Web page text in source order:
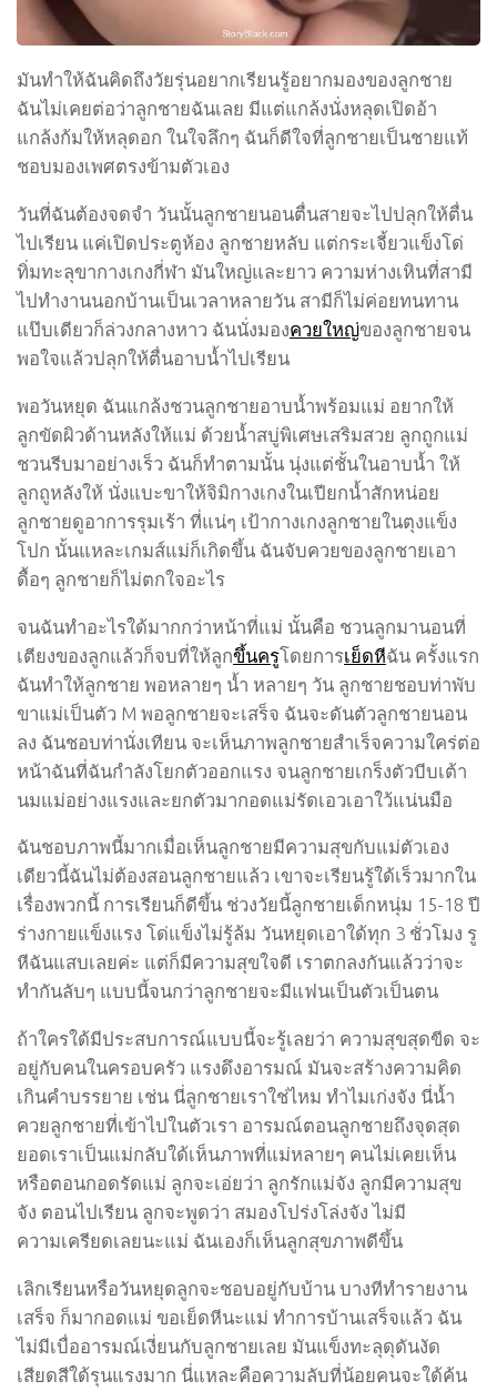
มันทำให้ฉันคิดถึงวัยรุ่นอยากเรียนรู้อยากมองของลูกชาย
ฉันไม่เคยต่อว่าลูกชายฉันเลย มีแต่แกล้งนั่งหลุดเปิดอ้า
แกล้งก้มให้หลุดอก ในใจลึกๆ ฉันก็ดีใจที่ลูกชายเป็นชายแท้
ชอบมองเพศตรงข้ามตัวเอง
วันที่ฉันต้องจดจำ วันนั้นลูกชายนอนตื่นสายจะไปปลุกให้ตื่น
ไปเรียน แค่เปิดประตูห้อง ลูกชายหลับ แต่กระเจี้ยวแข็งโด่
ทิ่มทะลุขากางเกงกี่ฬา มันใหญ่และยาว ความห่างเหินที่สามี
ไปทำงานนอกบ้านเป็นเวลาหลายวัน สามีก็ไม่ค่อยทนทาน
แป๊บเดียวก็ล่วงกลางหาว ฉันนั่งมองควยใหญ่ของลูกชายจน
พอใจแล้วปลุกให้ตื่นอาบน้ำไปเรียน
พอวันหยุด ฉันแกล้งชวนลูกชายอาบน้ำพร้อมแม่ อยากให้
ลูกขัดผิวด้านหลังให้แม่ ด้วยน้ำสบู่พิเศษเสริมสวย ลูกถูกแม่
ชวนรีบมาอย่างเร็ว ฉันก็ทำตามนั้น นุ่งแต่ชั้นในอาบน้ำ ให้
ลูกถูหลังให้ นั่งแบะขาให้จิมิกางเกงในเปียกน้ำสักหน่อย
ลูกชายดูอาการรุมเร้า ที่แน่ๆ เป้ากางเกงลูกชายในตุงแข็ง
โปก นั้นแหละเกมส์แม่ก็เกิดขึ้น ฉันจับควยของลูกชายเอา
ดื้อๆ ลูกชายก็ไม่ตกใจอะไร
จนฉันทำอะไรใด้มากกว่าหน้าที่แม่ นั้นคือ ชวนลูกมานอนที่
เตียงของลูกแล้วก็จบที่ให้ลูกขึ้นครูโดยการเย็ดหีฉัน ครั้งแรก
ฉันทำให้ลูกชาย พอหลายๆ น้ำ หลายๆ วัน ลูกชายชอบท่าพับ
ขาแม่เป็นตัว M พอลูกชายจะเสร็จ ฉันจะดันตัวลูกชายนอน
ลง ฉันชอบท่านั่งเทียน จะเห็นภาพลูกชายสำเร็จความใคร่ต่อ
หน้าฉันที่ฉันกำลังโยกตัวออกแรง จนลูกชายเกร็งตัวบีบเต้า
นมแม่อย่างแรงและยกตัวมากอดแม่รัดเอวเอาใว้แน่นมือ
ฉันชอบภาพนี้มากเมื่อเห็นลูกชายมีความสุขกับแม่ตัวเอง
เดียวนี้ฉันไม่ต้องสอนลูกชายแล้ว เขาจะเรียนรู้ใด้เร็วมากใน
เรื่องพวกนี้ การเรียนก็ดีขึ้น ช่วงวัยนี้ลูกชายเด็กหนุ่ม 15-18 ปี
ร่างกายแข็งแรง โด่แข็งไม่รู้ล้ม วันหยุดเอาใด้ทุก 3 ชั่วโมง รู
หีฉันแสบเลยค่ะ แต่ก็มีความสุขใจดี เราตกลงกันแล้วว่าจะ
ทำกันลับๆ แบบนี้จนกว่าลูกชายจะมีแฟนเป็นตัวเป็นตน
ถ้าใครใด้มีประสบการณ์แบบนี้จะรู้เลยว่า ความสุขสุดขีด จะ
อยู่กับคนในครอบครัว แรงดึงอารมณ์ มันจะสร้างความคิด
เกินคำบรรยาย เช่น นี่ลูกชายเราใช่ไหม ทำไมเก่งจัง นี่น้ำ
ควยลูกชายที่เข้าไปในตัวเรา อารมณ์ตอนลูกชายถึงจุดสุด
ยอดเราเป็นแม่กลับใด้เห็นภาพที่แม่หลายๆ คนไม่เคยเห็น
หรือตอนกอดรัดแม่ ลูกจะเอ่ยว่า ลูกรักแม่จัง ลูกมีความสุข
จัง ตอนไปเรียน ลูกจะพูดว่า สมองโปร่งโล่งจัง ไม่มี
ความเครียดเลยนะแม่ ฉันเองก็เห็นลูกสุขภาพดีขึ้น
เลิกเรียนหรือวันหยุดลูกจะชอบอยู่กับบ้าน บางทีทำรายงาน
เสร็จ ก็มากอดแม่ ขอเย็ดหีนะแม่ ทำการบ้านเสร็จแล้ว ฉัน
ไม่มีเบื่ออารมณ์เงี่ยนกับลูกชายเลย มันแข็งทะลุดุดันงัด
เสียดสีใด้รุนแรงมาก นี่แหละคือความลับที่น้อยคนจะใด้ค้น